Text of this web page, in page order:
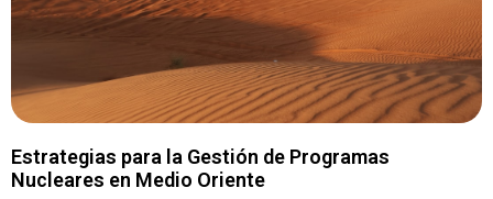
Estrategias para la Gestión de Programas
Nucleares en Medio Oriente